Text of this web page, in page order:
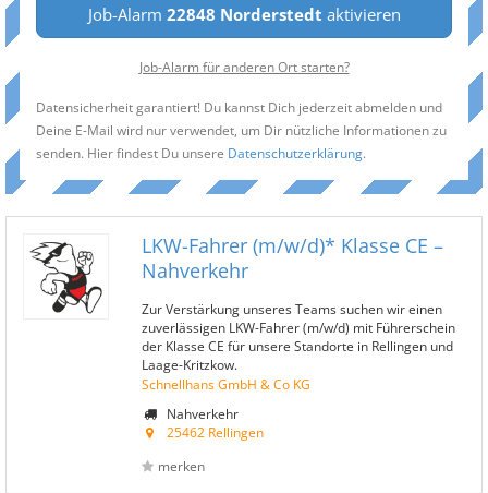
Job-Alarm 22848 Norderstedt aktivieren
Job-Alarm für anderen Ort starten?
Datensicherheit garantiert! Du kannst Dich jederzeit abmelden und
Deine E-Mail wird nur verwendet, um Dir nützliche Informationen zu
senden. Hier findest Du unsere Datenschutzerklärung.
LKW-Fahrer (m/w/d)* Klasse CE –
Nahverkehr
Zur Verstärkung unseres Teams suchen wir einen
zuverlässigen LKW-Fahrer (m/w/d) mit Führerschein
der Klasse CE für unsere Standorte in Rellingen und
Laage-Kritzkow.
Schnellhans GmbH & Co KG
Nahverkehr
25462 Rellingen
merken